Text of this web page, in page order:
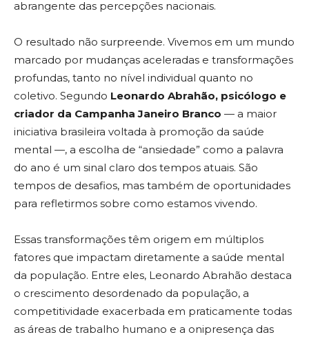
abrangente das percepções nacionais.
O resultado não surpreende. Vivemos em um mundo
marcado por mudanças aceleradas e transformações
profundas, tanto no nível individual quanto no
coletivo. Segundo Leonardo Abrahão, psicólogo e
criador da Campanha Janeiro Branco — a maior
iniciativa brasileira voltada à promoção da saúde
mental —, a escolha de “ansiedade” como a palavra
do ano é um sinal claro dos tempos atuais. São
tempos de desafios, mas também de oportunidades
para refletirmos sobre como estamos vivendo.
Essas transformações têm origem em múltiplos
fatores que impactam diretamente a saúde mental
da população. Entre eles, Leonardo Abrahão destaca
o crescimento desordenado da população, a
competitividade exacerbada em praticamente todas
as áreas de trabalho humano e a onipresença das